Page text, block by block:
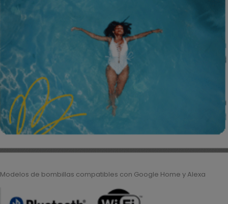
Modelos de bombillas compatibles con Google Home y Alexa